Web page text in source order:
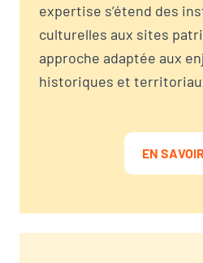
expertise s’étend des
culturelles aux sites
approche adaptée aux
historiques et
EN